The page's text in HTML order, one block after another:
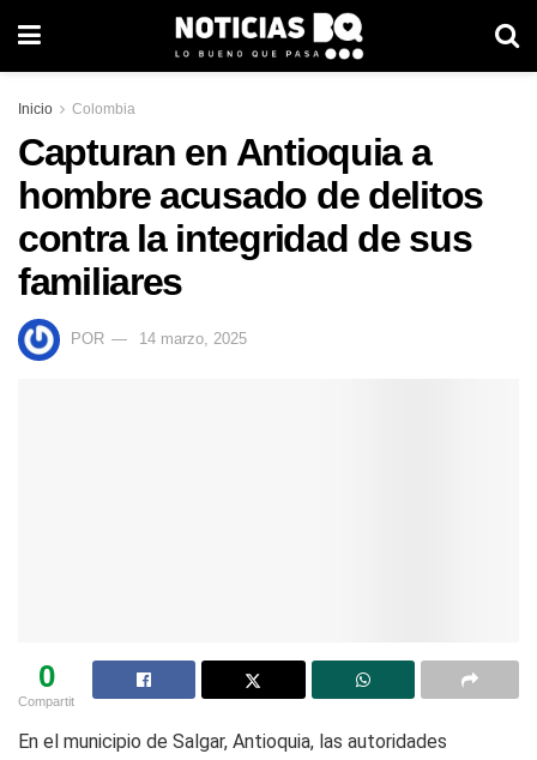
Inicio Colombia
Capturan en Antioquia a
hombre acusado de delitos
contra la integridad de sus
familiares
POR 14 marzo, 2025
0
Compartit
En el municipio de Salgar, Antioquia, las autoridades